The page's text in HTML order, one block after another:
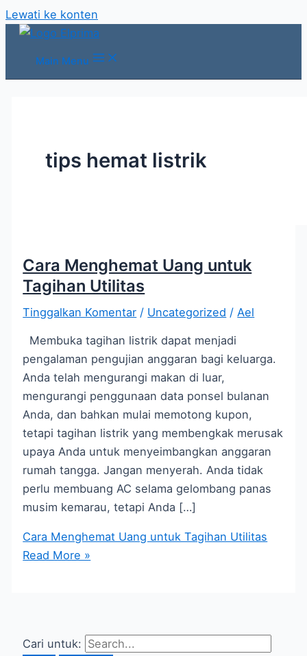
Lewati ke konten
Main Menu
tips hemat listrik
Cara Menghemat Uang untuk
Tagihan Utilitas
Tinggalkan Komentar / Uncategorized / Ael
Membuka tagihan listrik dapat menjadi
pengalaman pengujian anggaran bagi keluarga.
Anda telah mengurangi makan di luar,
mengurangi penggunaan data ponsel bulanan
Anda, dan bahkan mulai memotong kupon,
tetapi tagihan listrik yang membengkak merusak
upaya Anda untuk menyeimbangkan anggaran
rumah tangga. Jangan menyerah. Anda tidak
perlu membuang AC selama gelombang panas
musim kemarau, tetapi Anda […]
Cara Menghemat Uang untuk Tagihan Utilitas
Read More »
Cari untuk: